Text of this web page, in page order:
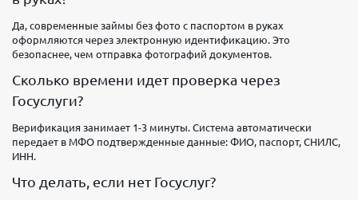
Да, современные займы без фото с паспортом в руках
оформляются через электронную идентификацию. Это
безопаснее, чем отправка фотографий документов.
Сколько времени идет проверка через
Госуслуги?
Верификация занимает 1-3 минуты. Система автоматически
передает в МФО подтвержденные данные: ФИО, паспорт, СНИЛС,
ИНН.
Что делать, если нет Госуслуг?